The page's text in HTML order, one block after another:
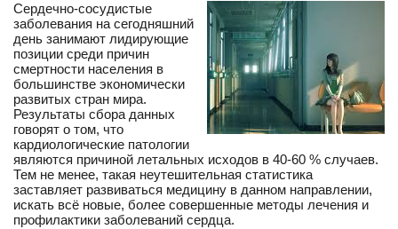
Сердечно-сосудистые
заболевания на сегодняшний
день занимают лидирующие
позиции среди причин
смертности населения в
большинстве экономически
развитых стран мира.
Результаты сбора данных
говорят о том, что
кардиологические патологии
являются причиной летальных исходов в 40-60 % случаев.
Тем не менее, такая неутешительная статистика
заставляет развиваться медицину в данном направлении,
искать всё новые, более совершенные методы лечения и
профилактики заболеваний сердца.